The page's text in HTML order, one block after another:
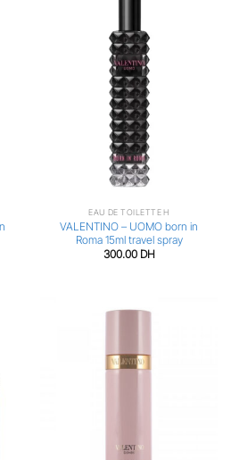
EAU DE TOILETTE H
VALENTINO – UOMO born in
Roma 15ml travel spray
300.00 DH